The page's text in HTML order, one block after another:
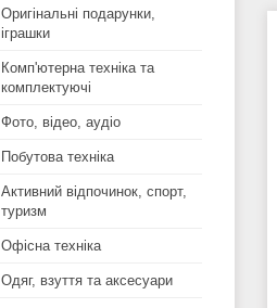
Оригінальні подарунки,
іграшки
Комп'ютерна техніка та
комплектуючі
Фото, відео, аудіо
Побутова техніка
Активний відпочинок, спорт,
туризм
Офісна техніка
Одяг, взуття та аксесуари